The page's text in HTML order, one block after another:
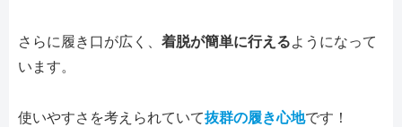
さらに履き口が広く、 着脱が簡単に行えるようになって
います。
使いやすさを考えられていて抜群の履き心地です！